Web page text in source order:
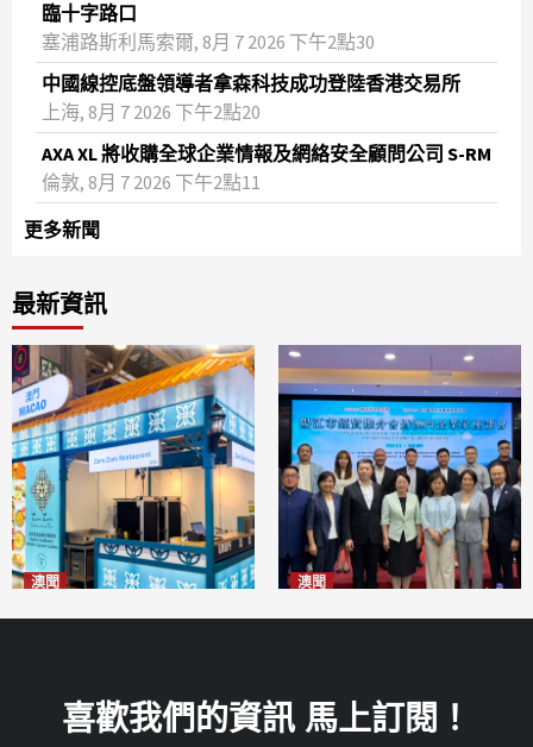
臨十字路口
塞浦路斯利馬索爾, 8月 7 2026 下午2點30
中國線控底盤領導者拿森科技成功登陸香港交易所
上海, 8月 7 2026 下午2點20
AXA XL 將收購全球企業情報及網絡安全顧問公司 S-RM
倫敦, 8月 7 2026 下午2點11
更多新聞
最新資訊
澳聞 澳聞
喜歡我們的資訊 馬上訂閱！